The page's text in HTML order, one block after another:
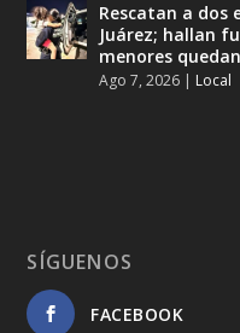
Rescatan a dos
Juárez; hallan
menores
Ago 7, 2026 | Local
SÍGUENOS
FACEBOOK